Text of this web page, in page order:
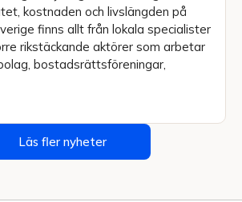
kostnaden och livslängden på
finns allt från lokala specialister
rikstäckande aktörer som arbetar
bostadsrättsföreningar,
Läs fler nyheter